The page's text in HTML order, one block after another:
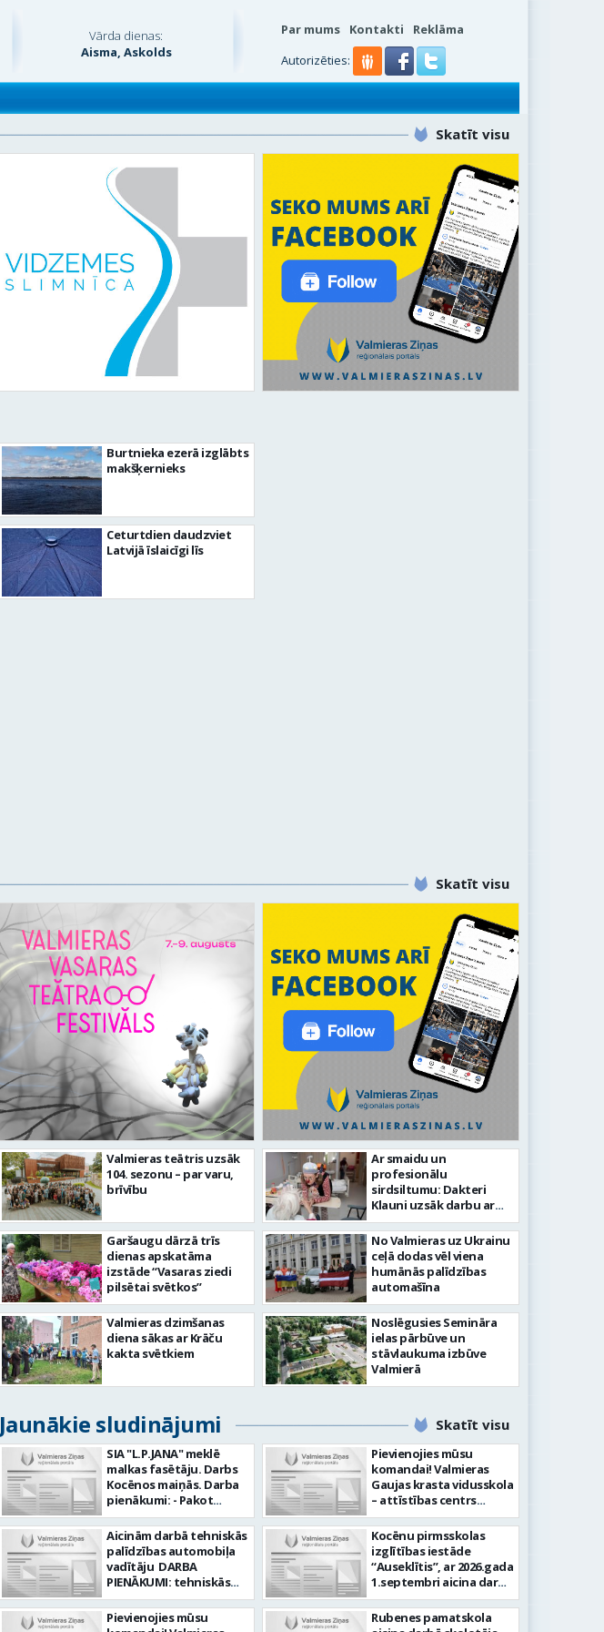
Vārda dienas:
Aisma, Askolds
Par mums Kontakti
Reklāma
Autorizēties:
Skatīt visu
Burtnieka ezerā izglābts
makšķernieks
Ceturtdien daudzviet
Latvijā īslaicīgi līs
Skatīt visu
FOTO: Valmieras pilsētas svētku gājiens 2026
Valmieras teātris uzsāk
104. sezonu – par varu,
brīvību
Garšaugu dārzā trīs
dienas apskatāma
izstāde “Vasaras ziedi
pilsētai svētkos”
Valmieras dzimšanas
diena sākas ar Krāču
kakta svētkiem
Ar smaidu un
profesionālu
sirdsiltumu: Dakteri
Klauni uzsāk darbu ar
senioriem Vidzemes
slimnīcā
No Valmieras uz Ukrainu
ceļā dodas vēl viena
humānās palīdzības
automašīna
Noslēgusies Semināra
ielas pārbūve un
stāvlaukuma izbūve
Valmierā
Jaunākie sludinājumi Skatīt visu
SIA "L.P.JANA" meklē
malkas fasētāju. Darbs
Kocēnos maiņās. Darba
pienākumi: - Pakot
kamīnmalku, atbilstoši
darba uzdevumam -
Marķēt un pārbaudīt
gatavo produkciju -
Rūpēties par darba
darba vietā Prasības
kandidātiem: - Laba
Aicinām darbā tehniskās
palīdzības automobiļa
vadītāju DARBA
PIENĀKUMI: tehniskās
palīdzības sniegšana
transportlīdzekļu
evakuācija
Pievienojies mūsu
Pievienojies mūsu
komandai! Valmieras
Gaujas krasta vidusskola
– attīstības centrs
(adrese: Jumaras iela 9,
Valmiera) aicina darbā
SPECIĀLO PEDAGOGU
PIRMSSKOLĀ. Ja Tev ir
vēlme: Veikt bērnu
attīstības, mācīšanās un
speciālo vajadzību
izvērtēšanu savas
Kocēnu pirmsskolas
izglītības iestāde
“Auseklītis”, ar 2026.gada
1.septembri aicina darbā
radošu pirmsskolas
izglītības mūzikas
skolotāju (0,675 likmes,
Rubenes pamatskola